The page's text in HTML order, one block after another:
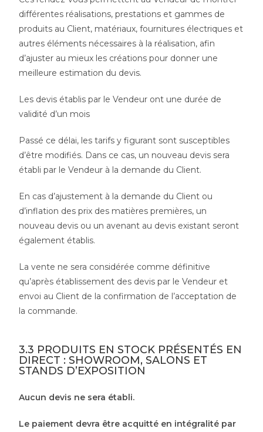
différentes réalisations, prestations et gammes de
produits au Client, matériaux, fournitures électriques et
autres éléments nécessaires à la réalisation, afin
d’ajuster au mieux les créations pour donner une
meilleure estimation du devis.
Les devis établis par le Vendeur ont une durée de
validité d’un mois
Passé ce délai, les tarifs y figurant sont susceptibles
d’être modifiés. Dans ce cas, un nouveau devis sera
établi par le Vendeur à la demande du Client.
En cas d’ajustement à la demande du Client ou
d’inflation des prix des matières premières, un
nouveau devis ou un avenant au devis existant seront
également établis.
La vente ne sera considérée comme définitive
qu’après établissement des devis par le Vendeur et
envoi au Client de la confirmation de l’acceptation de
la commande.
3.3 PRODUITS EN STOCK PRÉSENTÉS EN
DIRECT : SHOWROOM, SALONS ET
STANDS D’EXPOSITION
Aucun devis ne sera établi.
Le paiement devra être acquitté en intégralité par